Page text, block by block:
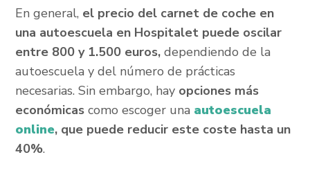
En general, el precio del carnet de coche en
una autoescuela en Hospitalet puede oscilar
entre 800 y 1.500 euros, dependiendo de la
autoescuela y del número de prácticas
necesarias. Sin embargo, hay opciones más
económicascomo escoger una autoescuela
online, que puede reducir este coste hasta un
40%.